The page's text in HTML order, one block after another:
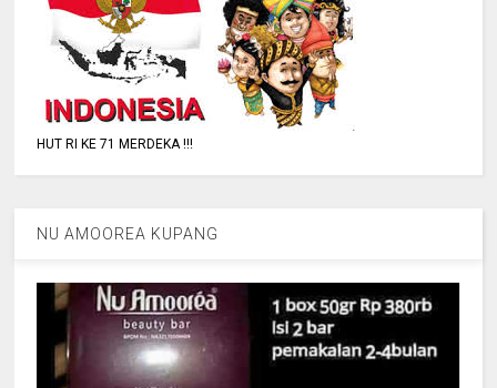
HUT RI KE 71 MERDEKA !!!
NU AMOOREA KUPANG